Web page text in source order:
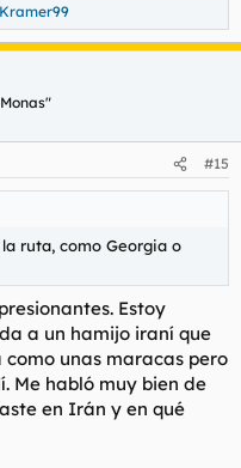
Kramer99
#15
ruta, como Georgia o
Estoy
a un hamijo iraní que
unas maracas pero
Me habló muy bien de
en Irán y en qué